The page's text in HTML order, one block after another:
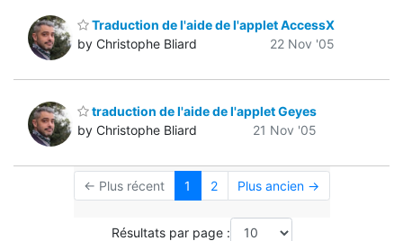
Traduction de l'aide de l'applet AccessX
by Christophe Bliard
22 Nov '05
traduction de l'aide de l'applet Geyes
by Christophe Bliard
21 Nov '05
← Plus récent 1 2 Plus ancien →
Résultats par page :